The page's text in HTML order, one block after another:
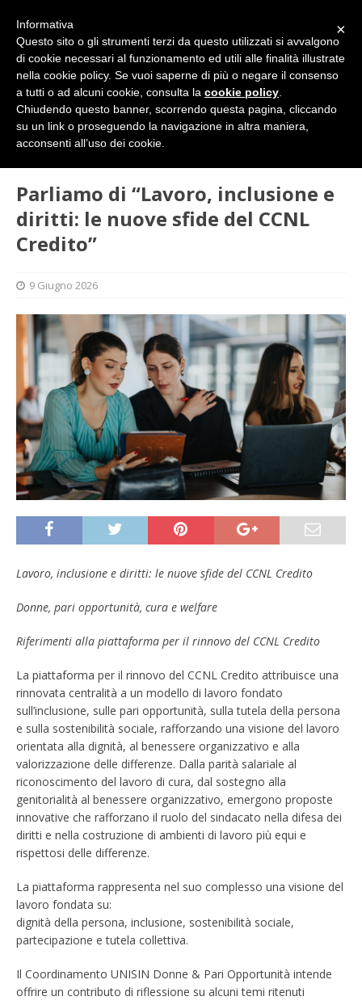
SINDACATO
Parliamo di “Lavoro, inclusione e
diritti: le nuove sfide del CCNL Credito”
Parliamo di “Lavoro, inclusione e
diritti: le nuove sfide del CCNL
Credito”
9 Giugno 2026
Lavoro, inclusione e diritti: le nuove sfide del CCNL Credito
Donne, pari opportunità, cura e welfare
Riferimenti alla piattaforma per il rinnovo del CCNL Credito
La piattaforma per il rinnovo del CCNL Credito attribuisce una
rinnovata centralità a un modello di lavoro fondato
sull’inclusione, sulle pari opportunità, sulla tutela della persona
e sulla sostenibilità sociale, rafforzando una visione del lavoro
orientata alla dignità, al benessere organizzativo e alla
valorizzazione delle differenze. Dalla parità salariale al
riconoscimento del lavoro di cura, dal sostegno alla
genitorialità al benessere organizzativo, emergono proposte
innovative che rafforzano il ruolo del sindacato nella difesa dei
diritti e nella costruzione di ambienti di lavoro più equi e
rispettosi delle differenze.
La piattaforma rappresenta nel suo complesso una visione del
lavoro fondata su:
dignità della persona, inclusione, sostenibilità sociale,
partecipazione e tutela collettiva.
Il Coordinamento UNISIN Donne & Pari Opportunità intende
offrire un contributo di riflessione su alcuni temi ritenuti
×
Informativa
Questo sito o gli strumenti terzi da questo utilizzati si avvalgono
di cookie necessari al funzionamento ed utili alle finalità illustrate
nella cookie policy. Se vuoi saperne di più o negare il consenso
a tutti o ad alcuni cookie, consulta la cookie policy
Chiudendo questo banner, scorrendo questa pagina, cliccando
su un link o proseguendo la navigazione in altra maniera,
acconsenti all’uso dei cookie.